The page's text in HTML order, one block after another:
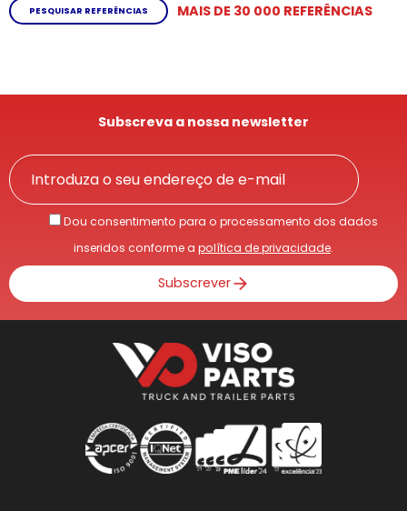
PESQUISAR REFERÊNCIAS MAIS DE 30 000 REFERÊNCIAS
Subscreva a nossa newsletter
Dou consentimento para o processamento dos dados
inseridos conforme a política de privacidade.
Subscrever